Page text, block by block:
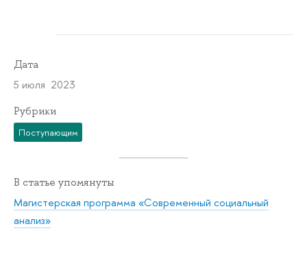
Дата
5 июля 2023
Рубрики
Поступающим
В статье упомянуты
Магистерская программа «Современный социальный
анализ»